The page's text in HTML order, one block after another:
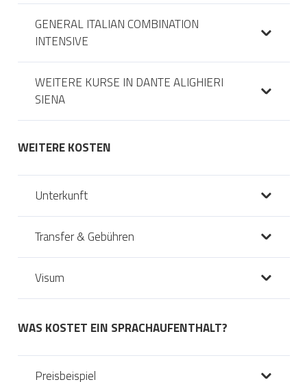
GENERAL ITALIAN COMBINATION
INTENSIVE
WEITERE KURSE IN DANTE ALIGHIERI
SIENA
WEITERE KOSTEN
Unterkunft
Transfer & Gebühren
Visum
WAS KOSTET EIN SPRACHAUFENTHALT?
Preisbeispiel